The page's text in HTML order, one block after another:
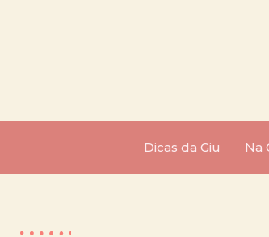
Dicas da Giu Na